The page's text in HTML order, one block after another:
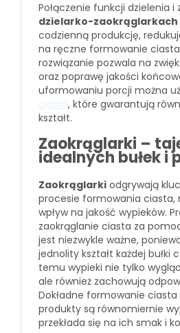
Połączenie funkcji dzielenia i
dzielarko-zaokrąglarkach
codzienną produkcję,
na ręczne formowanie
rozwiązanie pozwala na
oraz poprawę jakości
uformowaniu porcji można
ciasta, które gwarantują
kształt.
Zaokrąglarki –
idealnych bułek i
Zaokrąglarki odgrywają
procesie formowania ciasta,
wpływ na jakość wypieków.
zaokrąglanie ciasta za
jest niezwykle ważne,
jednolity kształt każdej bułki
temu wypieki nie tylko
ale również zachowują
Dokładne formowanie ciasta
produkty są równomiernie
przekłada się na ich smak i